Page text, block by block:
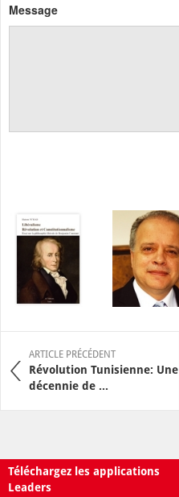
Message
ARTICLE PRÉCÉDENT
Révolution Tunisienne: Une
décennie de ...
Téléchargez les applications
Leaders